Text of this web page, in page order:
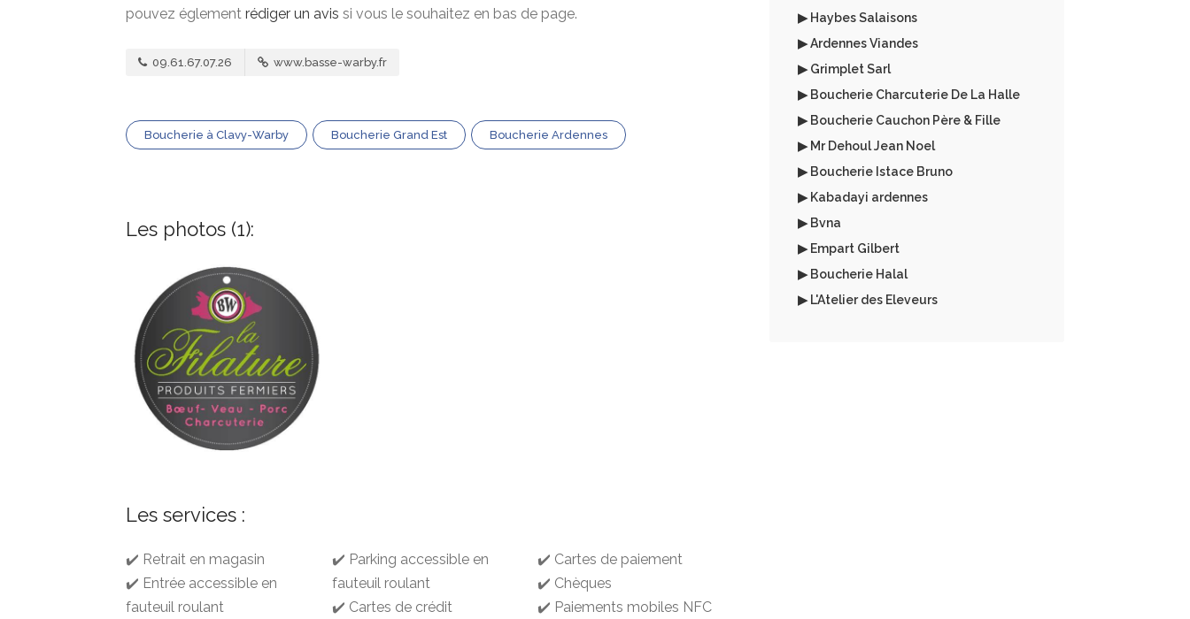
pouvez églement rédiger un avis si vous le souhaitez en bas de page.
09.61.67.07.26 www.basse-warby.fr
Boucherie à Clavy-Warby Boucherie Grand Est Boucherie Ardennes
Les photos (1):
Les services :
✔️ Retrait en magasin
✔️ Entrée accessible en
fauteuil roulant
✔️ Parking accessible en
fauteuil roulant
✔️ Cartes de crédit
✔️ Cartes de paiement
✔️ Chèques
✔️ Paiements mobiles NFC
▶ Haybes Salaisons
▶ Ardennes Viandes
▶ Grimplet Sarl
▶ Boucherie Charcuterie De La Halle
▶ Boucherie Cauchon Père & Fille
▶ Mr Dehoul Jean Noel
▶ Boucherie Istace Bruno
▶ Kabadayi ardennes
▶ Bvna
▶ Empart Gilbert
▶ Boucherie Halal
▶ L'Atelier des Eleveurs